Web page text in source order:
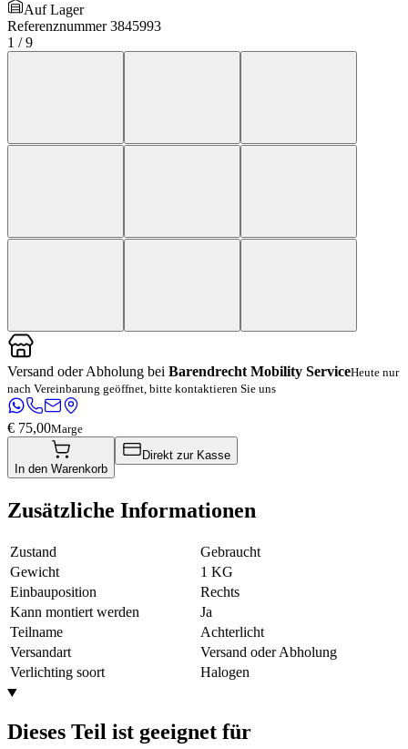
Auf Lager
Referenznummer 3845993
1 /9
Versand oder Abholung bei Barendrecht Mobility ServiceHeute nur
nach Vereinbarung geöffnet, bitte kontaktieren Sie uns
€ 75,00Marge
In den Warenkorb
Direkt zur Kasse
Zusätzliche Informationen
Zustand
Gebraucht
Gewicht
1 KG
Einbauposition
Rechts
Kann montiert werden
Ja
Teilname
Achterlicht
Versandart
Versand oder Abholung
Verlichting soort
Halogen
Dieses Teil ist geeignet für